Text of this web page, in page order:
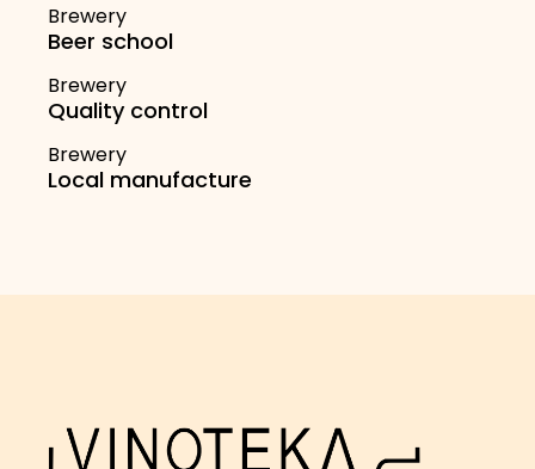
Brewery
Beer school
Brewery
Quality control
Brewery
Local manufacture